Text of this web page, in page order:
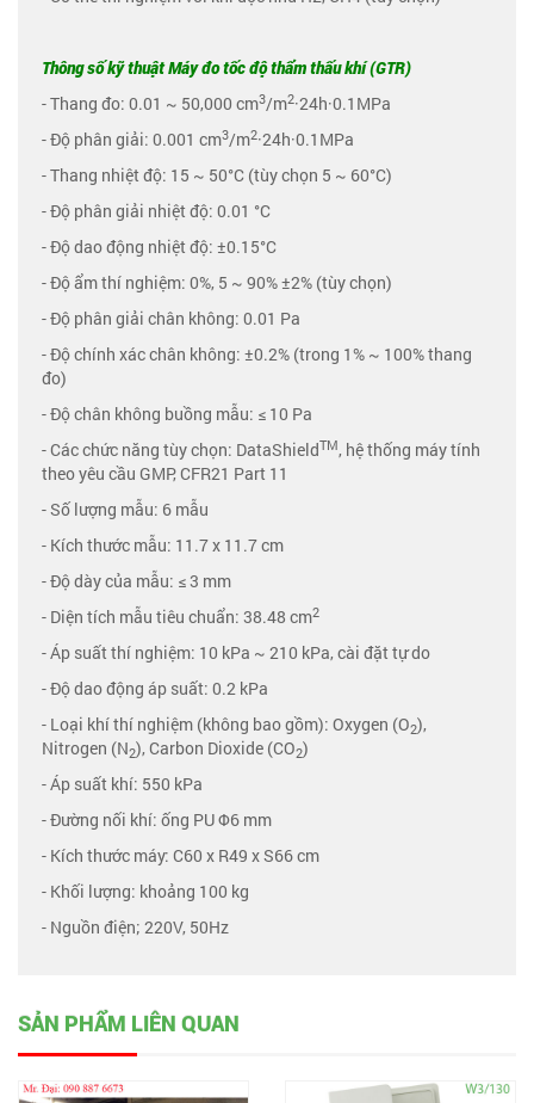
Thông số kỹ thuật Máy đo tốc độ thẩm thấu khí (GTR)
- Thang đo: 0.01 ~ 50,000 cm3/m2·24h·0.1MPa
- Độ phân giải: 0.001 cm3/m2·24h·0.1MPa
- Thang nhiệt độ: 15 ~ 50°C (tùy chọn 5 ~ 60°C)
- Độ phân giải nhiệt độ: 0.01 °C
- Độ dao động nhiệt độ: ±0.15°C
- Độ ẩm thí nghiệm: 0%, 5 ~ 90% ±2% (tùy chọn)
- Độ phân giải chân không: 0.01 Pa
- Độ chính xác chân không: ±0.2% (trong 1% ~ 100% thang
đo)
- Độ chân không buồng mẫu: ≤ 10 Pa
- Các chức năng tùy chọn: DataShieldTM, hệ thống máy tính
theo yêu cầu GMP, CFR21 Part 11
- Số lượng mẫu: 6 mẫu
- Kích thước mẫu: 11.7 x 11.7 cm
- Độ dày của mẫu: ≤ 3 mm
- Diện tích mẫu tiêu chuẩn: 38.48 cm2
- Áp suất thí nghiệm: 10 kPa ~ 210 kPa, cài đặt tự do
- Độ dao động áp suất: 0.2 kPa
- Loại khí thí nghiệm (không bao gồm): Oxygen (O2),
Nitrogen (N2), Carbon Dioxide (CO2)
- Áp suất khí: 550 kPa
- Đường nối khí: ống PU Φ6 mm
- Kích thước máy: C60 x R49 x S66 cm
- Khối lượng: khoảng 100 kg
- Nguồn điện; 220V, 50Hz
SẢN PHẨM LIÊN QUAN